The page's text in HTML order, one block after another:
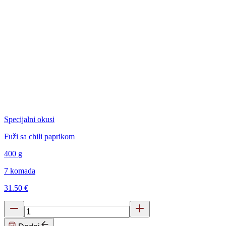
Specijalni okusi
Fuži sa chili paprikom
400 g
7 komada
31.50 €